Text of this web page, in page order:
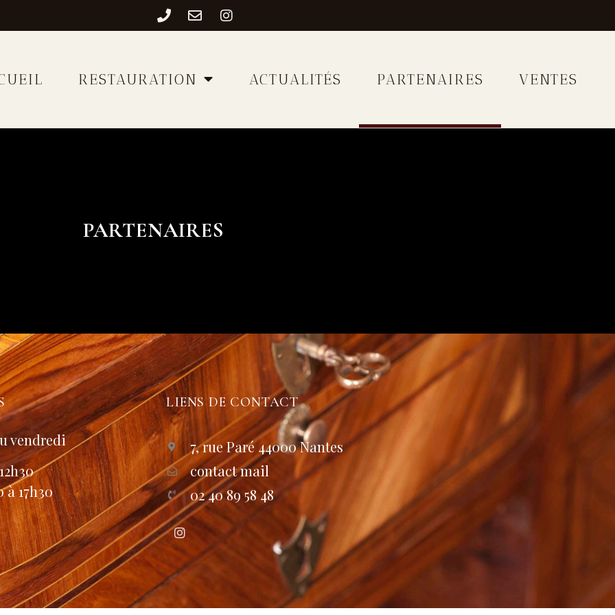
RESTAURATION ACTUALITÉS PARTENAIRES VENTES
PARTENAIRES
vendredi
à 17h30
LIENS DE CONTACT
7, rue Paré 44000 Nantes
contact mail
02 40 89 58 48